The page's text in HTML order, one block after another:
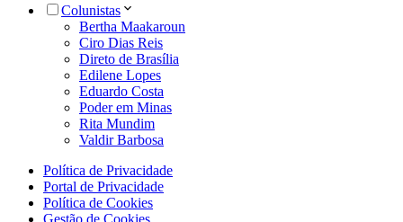
Colunistas
Bertha Maakaroun
Ciro Dias Reis
Direto de Brasília
Edilene Lopes
Eduardo Costa
Poder em Minas
Rita Mundim
Valdir Barbosa
Política de Privacidade
Portal de Privacidade
Política de Cookies
Gestão de Cookies